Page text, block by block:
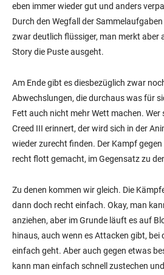
eben immer wieder gut und anders
Durch den Wegfall der
zwar deutlich flüssiger, man merkt aber
Story die Puste ausgeht.
Am Ende gibt es diesbezüglich zwar
Abwechslungen, die durchaus was für
Fett auch nicht mehr Wett machen. Wer
Creed III erinnert, der wird sich in der
wieder zurecht finden. Der Kampf
recht flott gemacht, im Gegensatz zu
Zu denen kommen wir gleich. Die
dann doch recht einfach. Okay, man
anziehen, aber im Grunde läuft es auf
hinaus, auch wenn es Attacken gibt, bei
einfach geht. Aber auch gegen etwas
kann man einfach schnell zustechen